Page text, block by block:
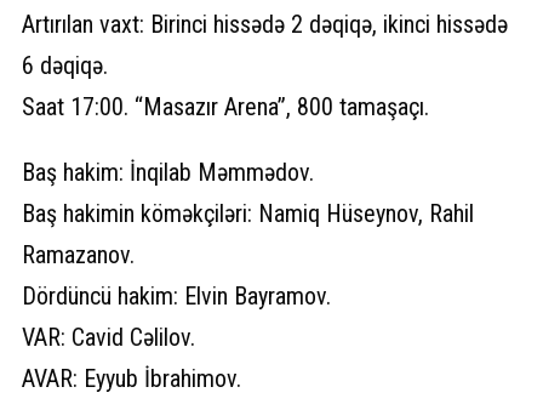
Artırılan vaxt: Birinci hissədə 2 dəqiqə, ikinci hissədə
6 dəqiqə.
Saat 17:00. “Masazır Arena”, 800 tamaşaçı.
Baş hakim: İnqilab Məmmədov.
Baş hakimin köməkçiləri: Namiq Hüseynov, Rahil
Ramazanov.
Dördüncü hakim: Elvin Bayramov.
VAR: Cavid Cəlilov.
AVAR: Eyyub İbrahimov.